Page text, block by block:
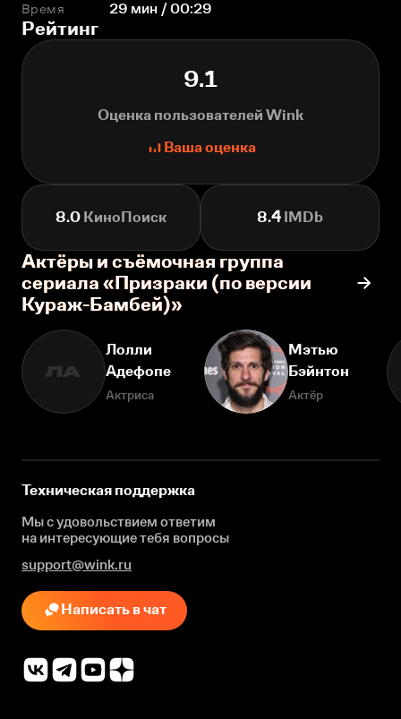
Время 29 мин / 00:29
Рейтинг
9.1
Оценка пользователей Wink
Ваша оценка
8.0 КиноПоиск 8.4 IMDb
Актёры и съёмочная группа
сериала «Призраки (по версии
Кураж-Бамбей)»
ЛА
Лолли
Адефопе
Актриса
Мэтью
Бэйнтон
Актёр
Техническая поддержка
Мы с удовольствием ответим
на интересующиетебя вопросы
support@wink.ru
Написать в чат